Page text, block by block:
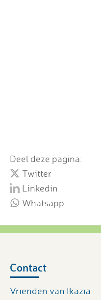
Deel deze pagina:
Twitter
Linkedin
Whatsapp
Contact
Vrienden van Ikazia